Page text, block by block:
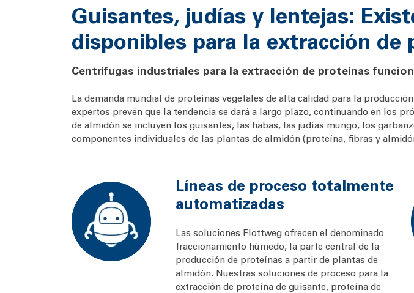
Guisantes, judías y lentejas:
disponibles para la extracción de
Centrífugas industriales para la extracción de proteínas
La demanda mundial de proteínas vegetales de alta calidad para la
expertos prevén que la tendencia se dará a largo plazo, continuando en los
de almidón se incluyen los guisantes, las habas, las judías mungo, los
componentes individuales de las plantas de almidón (proteína, fibras y
Líneas de proceso totalmente
automatizadas
Las soluciones Flottweg ofrecen el denominado
fraccionamiento húmedo, la parte central de la
producción de proteínas a partir de plantas de
almidón. Nuestras soluciones de proceso para la
extracción de proteína de guisante, proteína de